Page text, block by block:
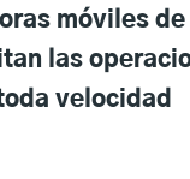
móviles
las
velocidad